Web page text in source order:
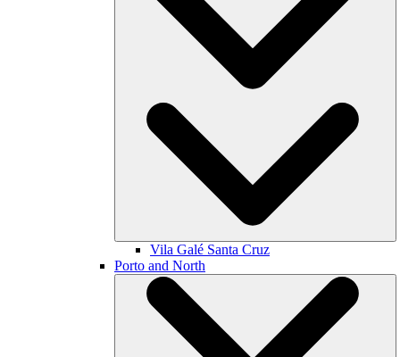
Vila Galé Santa Cruz
Porto and North